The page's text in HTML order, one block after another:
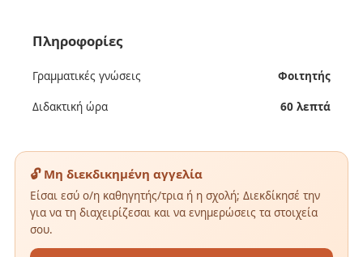
Πληροφορίες
Γραμματικές γνώσεις Φοιτητής
Διδακτική ώρα 60 λεπτά
🔓 Μη διεκδικημένη αγγελία
Είσαι εσύ ο/η καθηγητής/τρια ή η σχολή; Διεκδίκησέ την
για να τη διαχειρίζεσαι και να ενημερώσεις τα στοιχεία
σου.